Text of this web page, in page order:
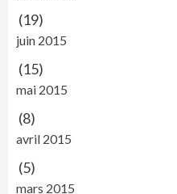
(19)
juin 2015
(15)
mai 2015
(8)
avril 2015
(5)
mars 2015